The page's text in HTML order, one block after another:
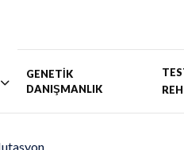
GENETİK
DANIŞMANLIK